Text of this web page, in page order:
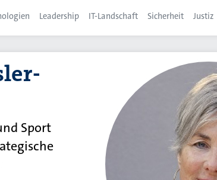
Leadership IT-Landschaft Sicherheit Justiz
Sport